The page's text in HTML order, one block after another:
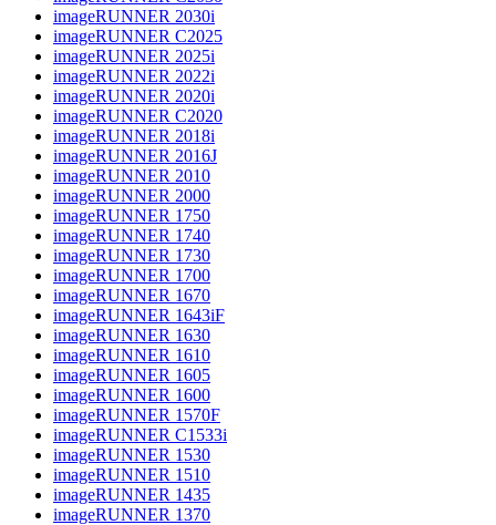
imageRUNNER 2030i
imageRUNNER C2025
imageRUNNER 2025i
imageRUNNER 2022i
imageRUNNER 2020i
imageRUNNER C2020
imageRUNNER 2018i
imageRUNNER 2016J
imageRUNNER 2010
imageRUNNER 2000
imageRUNNER 1750
imageRUNNER 1740
imageRUNNER 1730
imageRUNNER 1700
imageRUNNER 1670
imageRUNNER 1643iF
imageRUNNER 1630
imageRUNNER 1610
imageRUNNER 1605
imageRUNNER 1600
imageRUNNER 1570F
imageRUNNER C1533i
imageRUNNER 1530
imageRUNNER 1510
imageRUNNER 1435
imageRUNNER 1370